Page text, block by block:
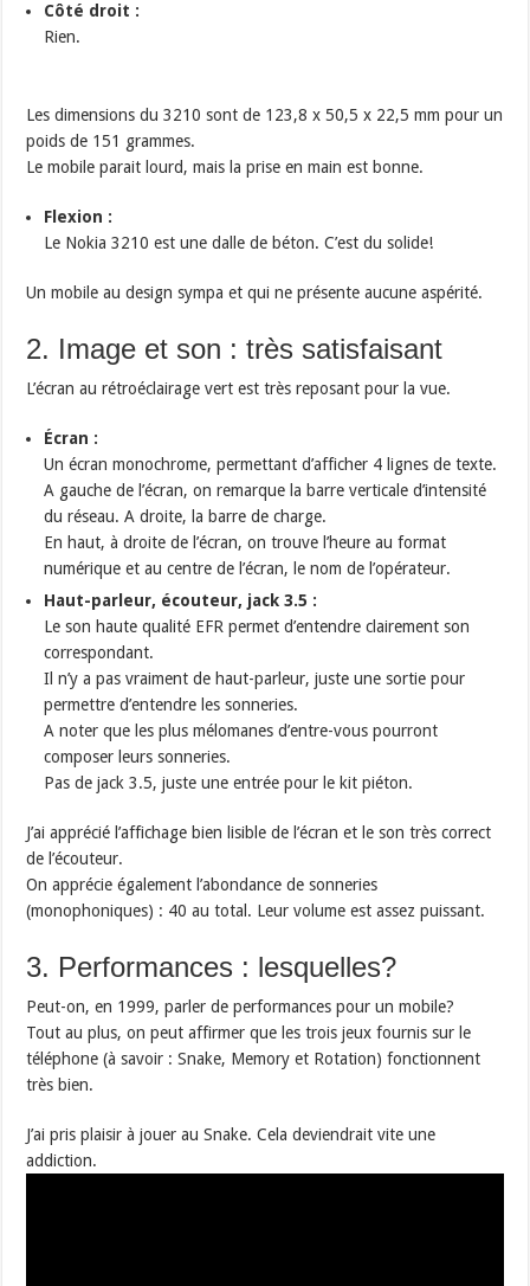
Côté droit :
Rien.
Les dimensions du 3210 sont de 123,8 x 50,5 x 22,5 mm pour un
poids de 151 grammes.
Le mobile parait lourd, mais la prise en main est bonne.
Flexion :
Le Nokia 3210 est une dalle de béton. C’est du solide!
Un mobile au design sympa et qui ne présente aucune aspérité.
2. Image et son : très satisfaisant
L’écran au rétroéclairage vert est très reposant pour la vue.
Écran :
Un écran monochrome, permettant d’afficher 4 lignes de texte.
A gauche de l’écran, on remarque la barre verticale d’intensité
du réseau. A droite, la barre de charge.
En haut, à droite de l’écran, on trouve l’heure au format
numérique et au centre de l’écran, le nom de l’opérateur.
Haut-parleur, écouteur, jack 3.5 :
Le son haute qualité EFR permet d’entendre clairement son
correspondant.
Il n’y a pas vraiment de haut-parleur, juste une sortie pour
permettre d’entendre les sonneries.
A noter que les plus mélomanes d’entre-vous pourront
composer leurs sonneries.
Pas de jack 3.5, juste une entrée pour le kit piéton.
J’ai apprécié l’affichage bien lisible de l’écran et le son très correct
de l’écouteur.
On apprécie également l’abondance de sonneries
(monophoniques) : 40 au total. Leur volume est assez puissant.
3. Performances : lesquelles?
Peut-on, en 1999, parler de performances pour un mobile?
Tout au plus, on peut affirmer que les trois jeux fournis sur le
téléphone (à savoir : Snake, Memory et Rotation) fonctionnent
très bien.
J’ai pris plaisir à jouer au Snake. Cela deviendrait vite une
addiction.